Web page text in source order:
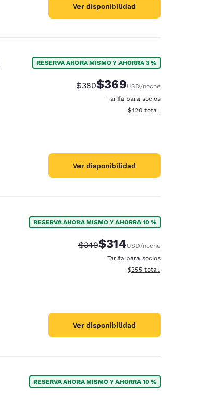
Ver disponibilidad
RESERVA AHORA MISMO Y AHORRA 3 %
Tarifa tachada:
$380Tarifa reducida:
$369USD/noche
Tarifa para socios
Ver detalles totales
$420 total
Ver disponibilidad
RESERVA AHORA MISMO Y AHORRA 10 %
Tarifa tachada:
$349Tarifa reducida:
$314USD/noche
Tarifa para socios
Ver detalles totales
$355 total
Ver disponibilidad
RESERVA AHORA MISMO Y AHORRA 10 %